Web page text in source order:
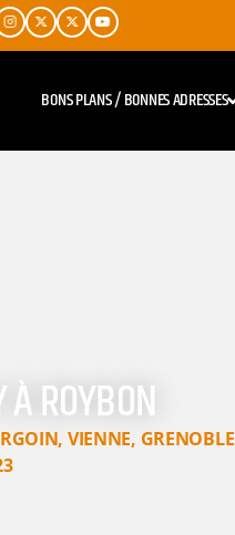
BONS PLANS / BONNES ADRESSES
ROYBON
, VIENNE, GRENOBLE